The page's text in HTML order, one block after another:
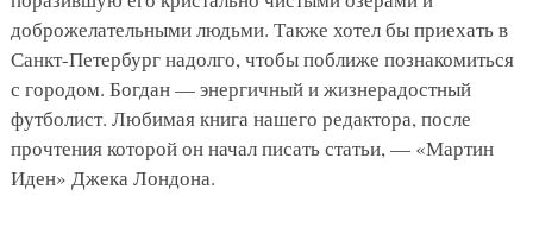
доброжелательными людьми. Также хотел бы приехать в
Санкт-Петербург надолго, чтобы поближе познакомиться
с городом. Богдан — энергичный и жизнерадостный
футболист. Любимая книга нашего редактора, после
прочтения которой он начал писать статьи, — «Мартин
Иден» Джека Лондона.